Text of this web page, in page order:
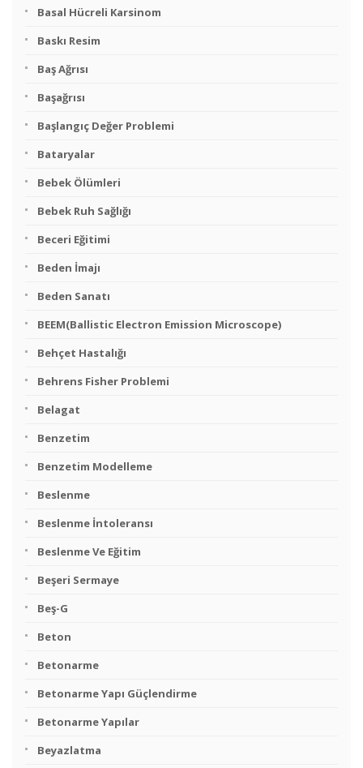
Basal Hücreli Karsinom
Baskı Resim
Baş Ağrısı
Başağrısı
Başlangıç Değer Problemi
Bataryalar
Bebek Ölümleri
Bebek Ruh Sağlığı
Beceri Eğitimi
Beden İmajı
Beden Sanatı
BEEM(Ballistic Electron Emission Microscope)
Behçet Hastalığı
Behrens Fisher Problemi
Belagat
Benzetim
Benzetim Modelleme
Beslenme
Beslenme İntoleransı
Beslenme Ve Eğitim
Beşeri Sermaye
Beş-G
Beton
Betonarme
Betonarme Yapı Güçlendirme
Betonarme Yapılar
Beyazlatma